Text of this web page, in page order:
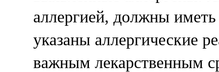
аллергией, должны
указаны аллергические
важным лекарственным